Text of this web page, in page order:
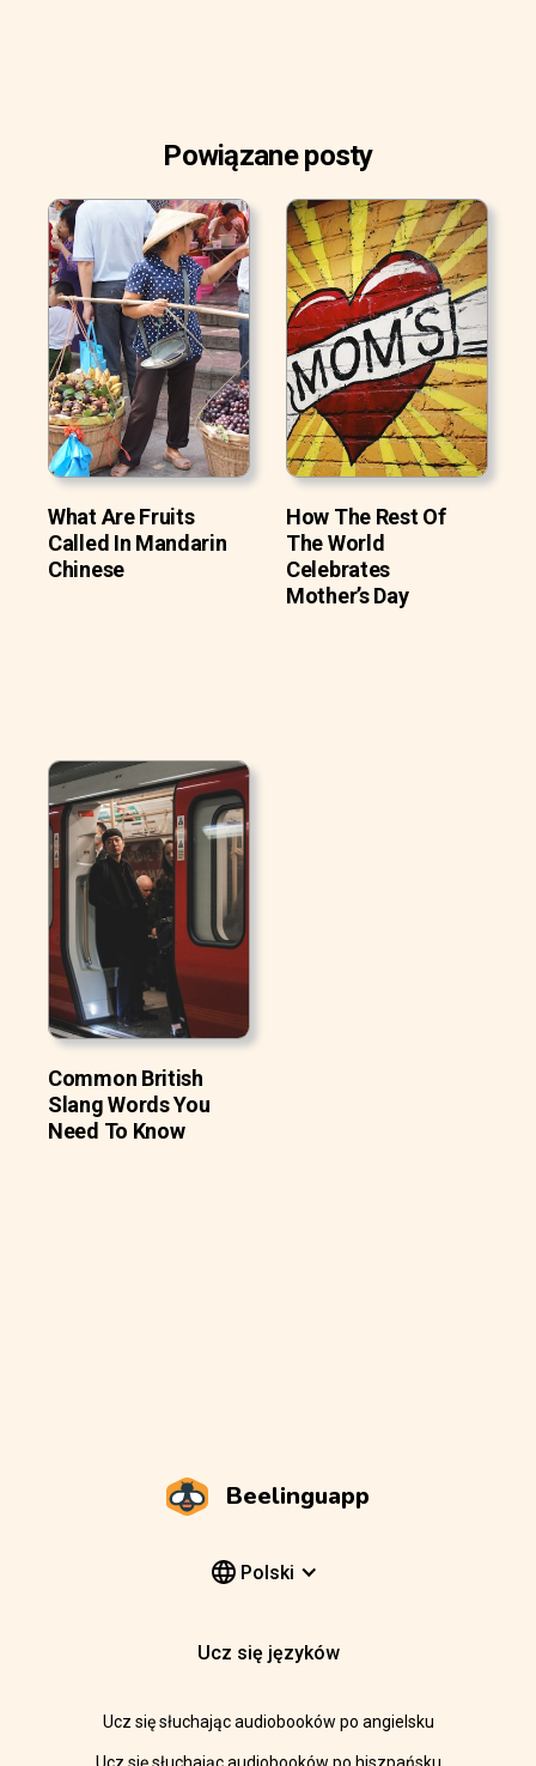
Powiązane posty
What Are Fruits
Called In Mandarin
Chinese
How The Rest Of
The World
Celebrates
Mother’s Day
Common British
Slang Words You
Need To Know
Beelinguapp
Polski
Ucz się języków
Ucz się słuchając audiobooków po angielsku